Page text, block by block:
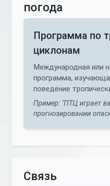
погода
Программа по
циклонам
Международная или
программа,
поведение
Пример: "ПТЦ играет
прогнозировании
Связь